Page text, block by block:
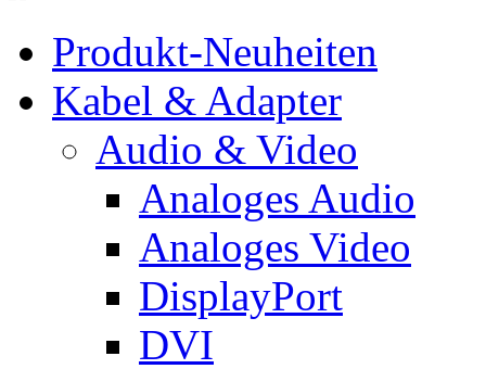
Produkt-Neuheiten
Kabel & Adapter
Audio & Video
Analoges Audio
Analoges Video
DisplayPort
DVI